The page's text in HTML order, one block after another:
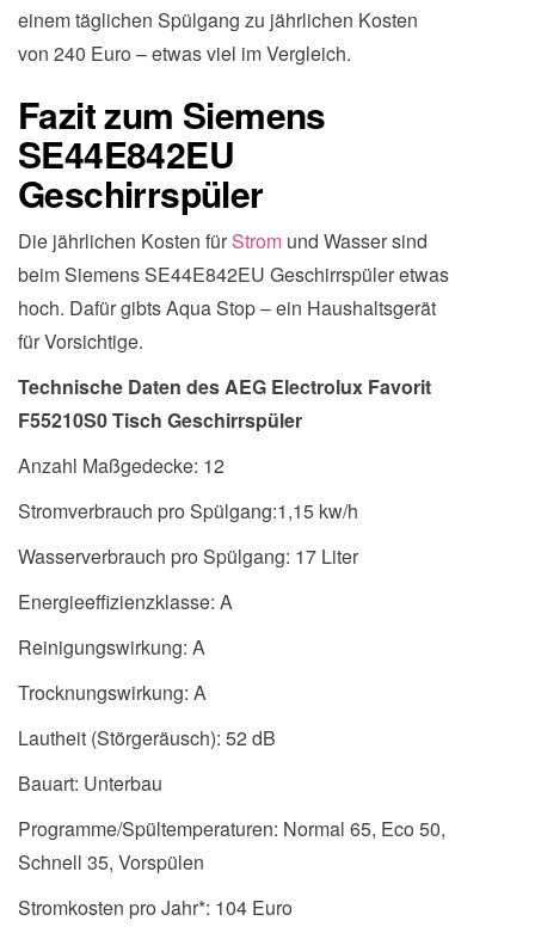
einem täglichen Spülgang zu jährlichen Kosten
von 240 Euro – etwas viel im Vergleich.
Fazit zum Siemens
SE44E842EU
Geschirrspüler
Die jährlichen Kosten fürStrom und Wasser sind
beim Siemens SE44E842EU Geschirrspüler etwas
hoch. Dafür gibts Aqua Stop – ein Haushaltsgerät
für Vorsichtige.
Technische Daten des AEG Electrolux Favorit
F55210S0 Tisch Geschirrspüler
Anzahl Maßgedecke: 12
Stromverbrauch pro Spülgang:1,15 kw/h
Wasserverbrauch pro Spülgang: 17 Liter
Energieeffizienzklasse: A
Reinigungswirkung: A
Trocknungswirkung: A
Lautheit (Störgeräusch): 52 dB
Bauart: Unterbau
Programme/Spültemperaturen: Normal 65, Eco 50,
Schnell 35, Vorspülen
Stromkosten pro Jahr*: 104 Euro